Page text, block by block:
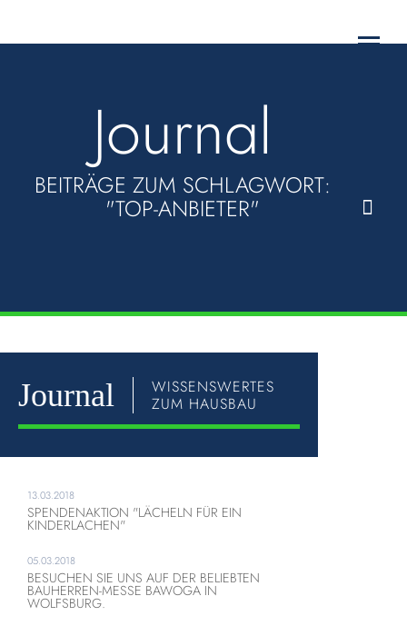
SERVICE
DOWNLOADS
KONTAKT
Journal
BEITRÄGE ZUM SCHLAGWORT:
"TOP-ANBIETER"
Journal
WISSENSWERTES
ZUM HAUSBAU
13.03.2018
SPENDENAKTION "LÄCHELN FÜR EIN
KINDERLACHEN"
05.03.2018
BESUCHEN SIE UNS AUF DER BELIEBTEN
BAUHERREN-MESSE BAWOGA IN
WOLFSBURG.